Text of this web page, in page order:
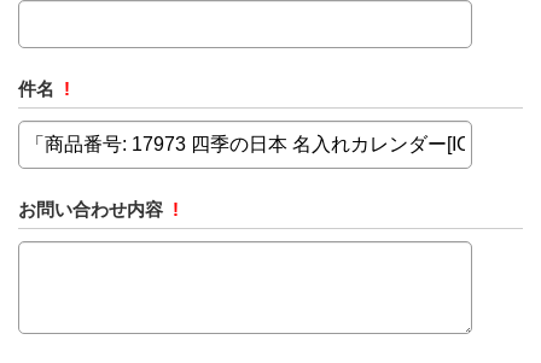
件名 !
お問い合わせ内容 !